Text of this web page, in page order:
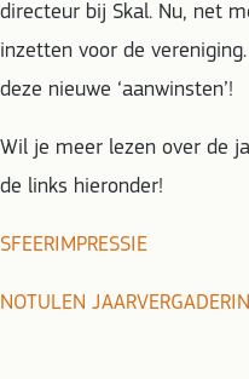
directeur bij Skal. Nu, net
inzetten voor de
deze nieuwe ‘aanwinsten’!
Wil je meer lezen over de
de links hieronder!
SFEERIMPRESSIE
NOTULEN